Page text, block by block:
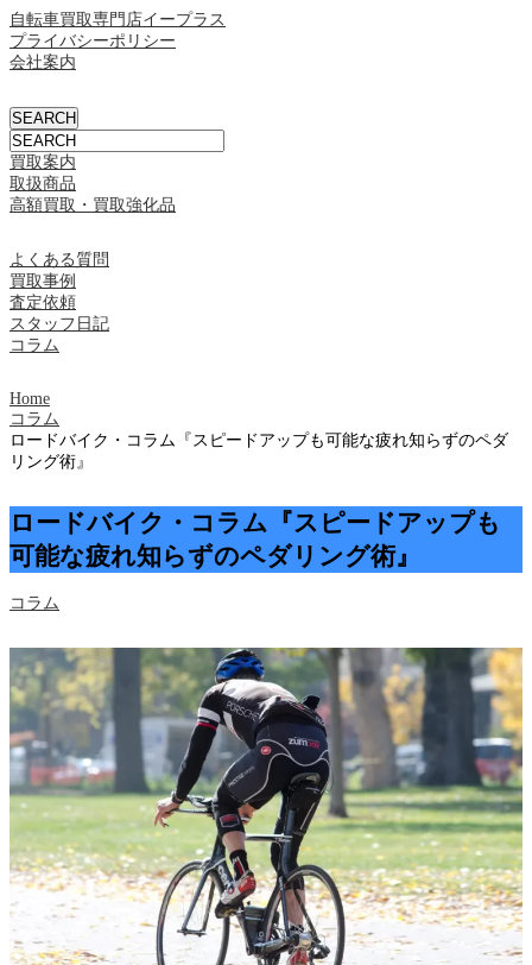
自転車買取専門店イープラス
プライバシーポリシー
会社案内
買取案内
取扱商品
高額買取・買取強化品
よくある質問
買取事例
査定依頼
スタッフ日記
コラム
Home
コラム
ロードバイク・コラム『スピードアップも可能な疲れ知らずのペダ
リング術』
ロードバイク・コラム『スピードアップも
可能な疲れ知らずのペダリング術』
コラム